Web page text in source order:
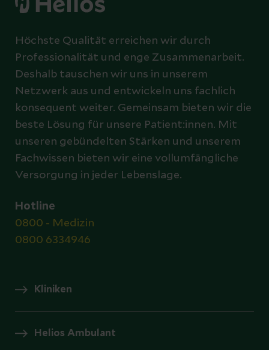
Höchste Qualität erreichen wir durch
Professionalität und enge Zusammenarbeit.
Deshalb tauschen wir uns in unserem
Netzwerk aus und entwickeln uns fachlich
konsequent weiter. Gemeinsam bieten wir die
beste Lösung für unsere Patient:innen. Mit
unseren gebündelten Stärken und unserem
Fachwissen bieten wir eine vollumfängliche
Versorgung in jeder Lebenslage.
Hotline
0800 - Medizin
0800 6334946
Kliniken
Helios Ambulant